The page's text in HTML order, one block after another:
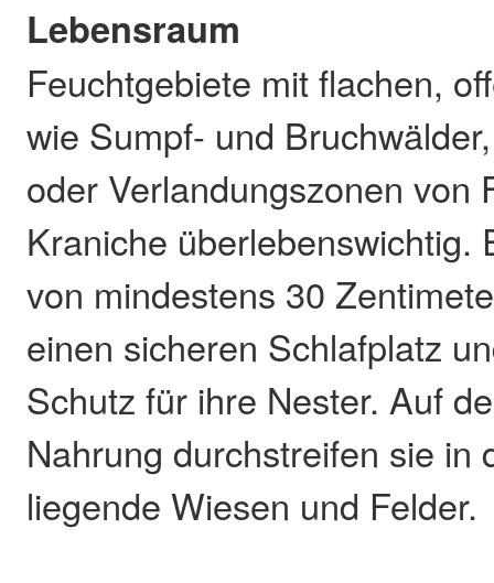
Lebensraum
Feuchtgebiete mit flachen,
wie Sumpf- und
oder Verlandungszonen von
Kraniche überlebenswichtig.
von mindestens 30
einen sicheren Schlafplatz
Schutz für ihre Nester. Auf
Nahrung durchstreifen sie in
liegende Wiesen und Felder.